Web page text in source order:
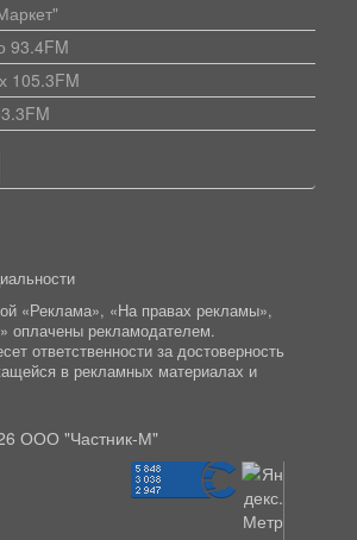
93.4FM
105.3FM
«Реклама», «На правах рекламы»,
оплачены рекламодателем.
ответственности за достоверность
в рекламных материалах и
ООО "Частник-М"